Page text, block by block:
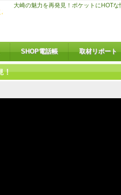
大崎の魅力を再発見！ポケットにHOT
SHOP電話帳 取材リポート